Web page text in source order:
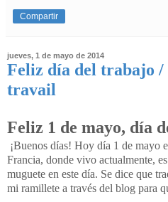
Compartir
jueves, 1 de mayo de 2014
Feliz día del trabajo /
travail
Feliz 1 de mayo, día
¡Buenos días! Hoy día 1 de mayo
Francia, donde vivo actualmente,
muguete en este día. Se dice que
mi ramillete a través del blog para